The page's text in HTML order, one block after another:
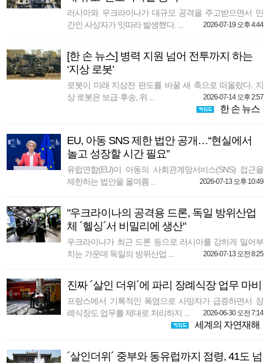
러시아와 우크라이나가 대규모 공격을 주고받으면서 민
간인 사상자가 잇따라 발생했다. ...
2026-07-19 오후 4:44
[한 손 뉴스] 병력 지원 넘어 전투까지 하는
‘지상 로봇’
로봇이 미래 지상전 판도를 바꿀 새 축으로 떠올랐다. 지
상 로봇은 보급·후송, 위 ...
2026-07-14 오후 2:57
한 손 뉴스
EU, 아동 SNS 제한 법안 공개…“현실에서
놀고 성장할 시간 필요”
유럽연합(EU)이 아동의 사회관계망서비스(SNS) 접근을
제한하는 법안을 올여름 ...
2026-07-13 오후 10:49
"우크라이나의 공격용 드론, 독일 방위산업
체 ´헬싱´서 비밀리에 생산"
우크라이나가 최근 드론 등으로 러시아를 강하게 밀어부
치는 가운데 독일의 방위산업 ...
2026-07-13 오전 8:25
진짜 ´살인 더위´에 파리 장례식장 업무 마비
프랑스에서 기록적인 폭염으로 사망자가 급증하면서 장
례식장도 업무를 제대로 처리하지 ...
2026-06-30 오전 7:14
세계의 자연재해
´살인더위´ 중부와 동유럽까지 점령, 41도 넘